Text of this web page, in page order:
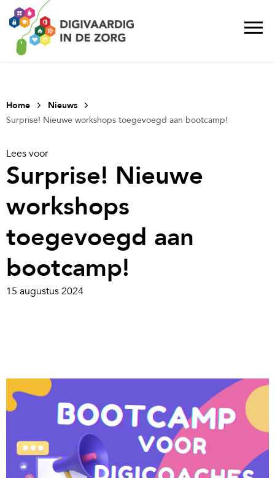
Home
Nieuws
Surprise! Nieuwe workshops toegevoegd aan bootcamp!
Lees voor
Surprise! Nieuwe
workshops
toegevoegd aan
bootcamp!
15 augustus 2024